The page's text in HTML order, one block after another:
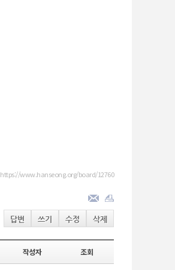
https://www.hanseong.org/board/12760
답변 쓰기 수정 삭제
작성자 조회